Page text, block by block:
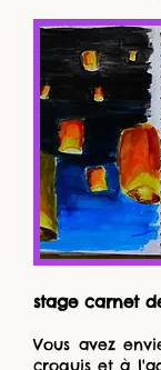
stage carnet
Vous avez
croquis et à